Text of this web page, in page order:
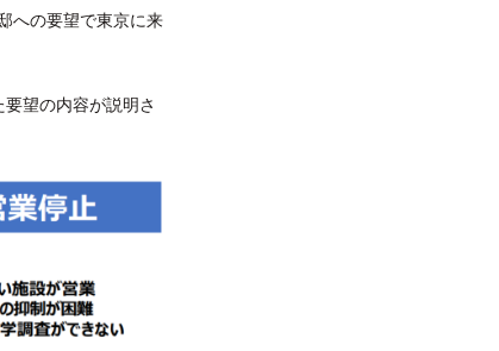
への要望で東京に来
望の内容が説明さ